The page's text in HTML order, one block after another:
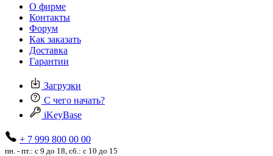
О фирме
Контакты
Форум
Как заказать
Доставка
Гарантии
Загрузки
С чего начать?
iKeyBase
+ 7 999 800 00 00
пн. - пт.: с 9 до 18, сб.: с 10 до 15